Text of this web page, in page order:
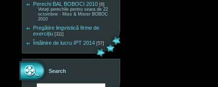
Perechi BAL BOBOCI 2010 [6]
Votați perechile pentru seara de 22
octombrie - Miss & Mister BOBOC
2010
Pregătire lingvistică firme de
exercițiu [111]
Întâlnire de lucru IPT 2014 [57]
Search